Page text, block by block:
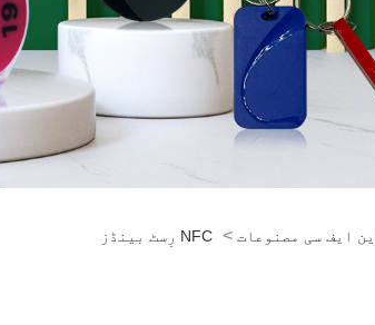
ایف سی مصنوعات > NFC رِسٹ بینڈز